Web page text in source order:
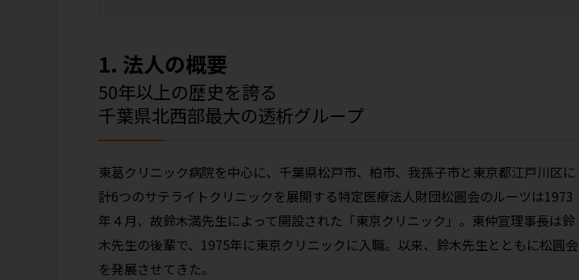
1. 法人の概要
50年以上の歴史を誇る
千葉県北西部最大の透析グループ
東葛クリニック病院を中心に、千葉県松戸市、柏市、我孫子市と東京都江戸川区に
計6つのサテライトクリニックを展開する特定医療法人財団松圓会のルーツは1973
年４月、故鈴木満先生によって開設された「東京クリニック」。東仲宣理事長は鈴
木先生の後輩で、1975年に東京クリニックに入職。以来、鈴木先生とともに松圓会
を発展させてきた。